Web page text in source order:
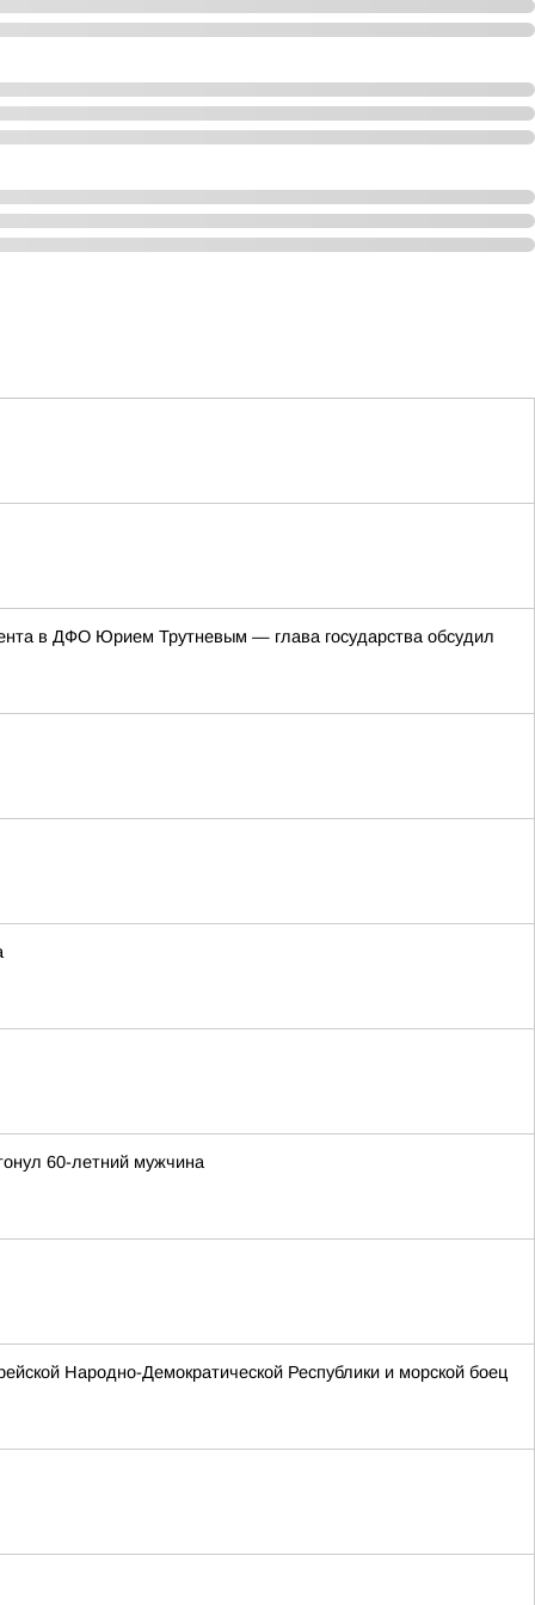
в ДФО Юрием Трутневым — глава государства обсудил
60-летний мужчина
Народно-Демократической Республики и морской боец